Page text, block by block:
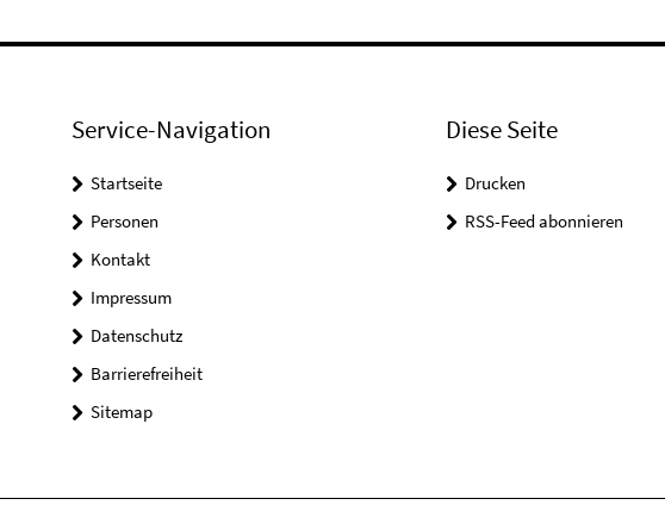
Service-Navigation
Startseite
Personen
Kontakt
Impressum
Datenschutz
Barrierefreiheit
Sitemap
Diese Seite
Drucken
RSS-Feed abonnieren